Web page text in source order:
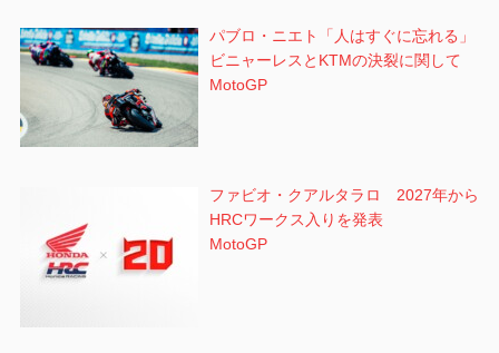
パブロ・ニエト「人はすぐに忘れる」
ビニャーレスとKTMの決裂に関して
MotoGP
ファビオ・クアルタラロ 2027年から
HRCワークス入りを発表
MotoGP